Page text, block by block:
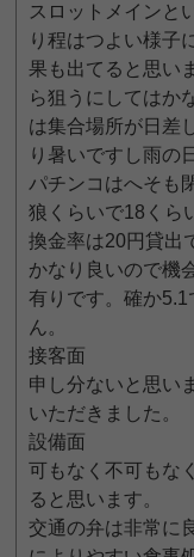
スロットメインと
り程はつよい様子
果も出てると思い
ら狙うにしてはか
は集合場所が日差
り暑いですし雨の
パチンコはへそも
狼くらいで18くら
換金率は20円貸出
かなり良いので機
有りです。確か
ん。
接客面
申し分ないと思い
いただきました。
設備面
可もなく不可もな
ると思います。
交通の弁は非常に